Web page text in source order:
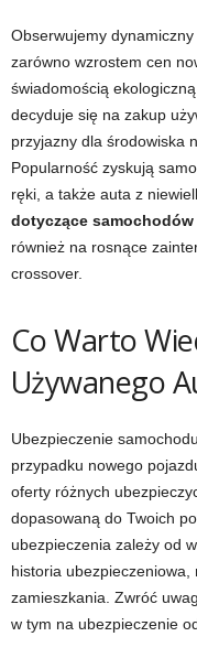
Obserwujemy
zarówno wzrostem cen
świadomością
decyduje się na zakup
przyjazny dla środowiska
Popularność zyskują
ręki, a także auta z
dotyczące
również na rosnące
crossover.
Co Warto
Używanego
Ubezpieczenie
przypadku nowego
oferty różnych
dopasowaną do Twoich
ubezpieczenia zależy od
historia
zamieszkania. Zwróć
w tym na ubezpieczenie